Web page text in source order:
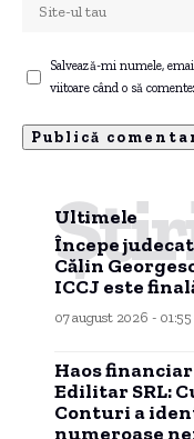
Salvează-mi numele,
viitoare când o să
Ultimele
Începe
Călin
ICCJ este
07 august 2026 - 01:55
Haos
Edilitar SRL:
Conturi a
numeroase